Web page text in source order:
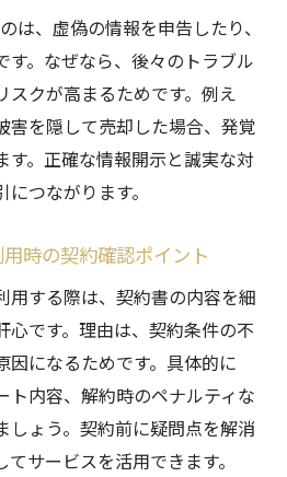
は、虚偽の情報を申告したり、
す。なぜなら、後々のトラブル
スクが高まるためです。例え
害を隠して売却した場合、発覚
す。正確な情報開示と誠実な対
つながります。
時の契約確認ポイント
用する際は、契約書の内容を細
心です。理由は、契約条件の不
因になるためです。具体的に
ト内容、解約時のペナルティな
しょう。契約前に疑問点を解消
サービスを活用できます。